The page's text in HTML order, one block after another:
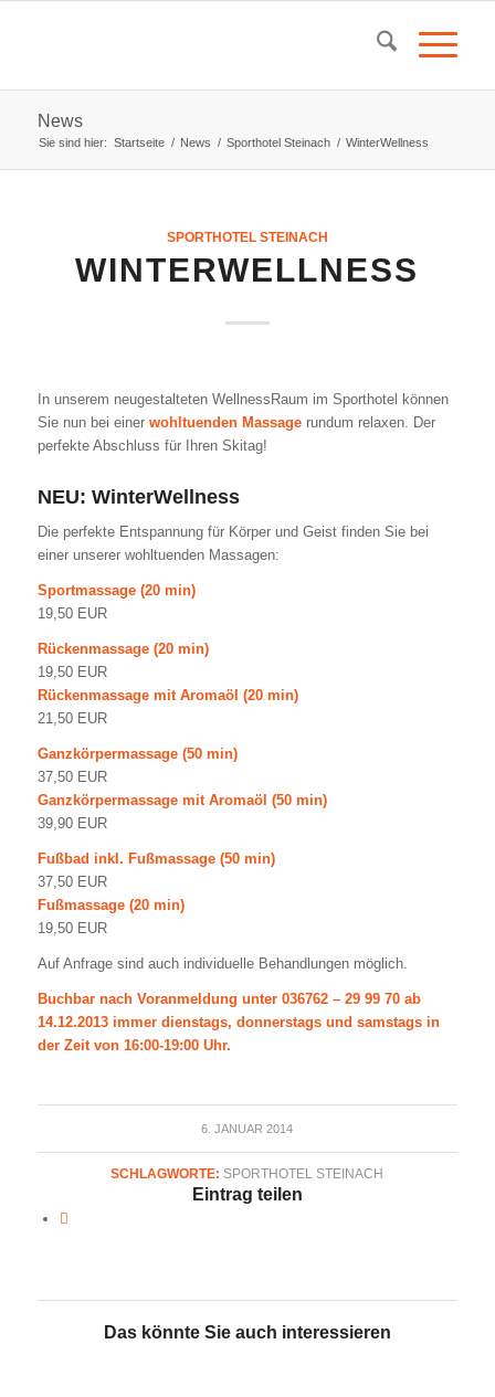
News
Sie sind hier: Startseite / News / Sporthotel Steinach / WinterWellness
SPORTHOTEL STEINACH
WINTERWELLNESS
In unserem neugestalteten WellnessRaum im Sporthotel können
Sie nun bei einer wohltuenden Massagerundum relaxen. Der
perfekte Abschluss für Ihren Skitag!
NEU: WinterWellness
Die perfekte Entspannung für Körper und Geist finden Sie bei
einer unserer wohltuenden Massagen:
Sportmassage (20 min)
19,50 EUR
Rückenmassage (20 min)
19,50 EUR
Rückenmassage mit Aromaöl (20 min)
21,50 EUR
Ganzkörpermassage (50 min)
37,50 EUR
Ganzkörpermassage mit Aromaöl (50 min)
39,90 EUR
Fußbad inkl. Fußmassage (50 min)
37,50 EUR
Fußmassage (20 min)
19,50 EUR
Auf Anfrage sind auch individuelle Behandlungen möglich.
Buchbar nach Voranmeldung unter 036762 – 29 99 70 ab
14.12.2013 immer dienstags, donnerstags und samstags in
der Zeit von 16:00-19:00 Uhr.
6. JANUAR 2014
SCHLAGWORTE: SPORTHOTEL STEINACH
Eintrag teilen
Das könnte Sie auch interessieren